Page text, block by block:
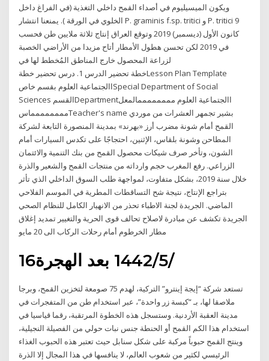
ويكون الميسيليوم في أصداء القمح داخلي التغذية (في الفراغ داخل
الخلوي في الورقة ). يمنعنا انتشار P. graminis f.sp. tritici و P. tritici 9
كانون الأول (ديسمبر) 2019 وتوقع العراق إنتاج ثلاثة ملايين طن فحسب
في 2019 لكن تحسن هطول الأمطار أتاح مزيدا من الأراضي الخصبة
خطة تحضير الدرس 1. ‫درس‬ ‫تحضير‬ ‫خطة‬Lesson Plan Template
‫االجتماعية‬ ‫العلوم‬ ‫بقسم‬ ‫خاص‬Special Department of Social
Sciences ‫القسم‬Department‫االجتماعية‬ ‫العلوم‬ ‫ممممممم‬‫م‬‫المعل‬
‫ممممممم‬‫م‬‫اس‬Teacher's name ‫بشير تجمهر العشرات من موردي
القمح أمام شونة مضرب أرز «بهرند» بمدينة المنصورة التابعة لشركة
المطاحن وشونة بلقاس، الإثنين، احتجاجًا على تكدس السيارات أمام
الشون، وتأخر صرف شيكات محصول القمح من بنك التنمية والائتمان
الزراعي. رفع المغرب حجم وارداته من منتجات القمح والشعير والذرة
خلال سنة 2019، بشكل متفاوت، لمواجهة طلب السوق الداخلي الذي تأثر
بتراجع الإنتاج، نتيجة شح التساقطات المطرية في الموسم الفلاحي
الماضي. الجريدة ﻟﺠﻨﺔ الاﻃﺒﺎء ﺗﺤﺬر ﻣﻦ اﻻﻧﻬﻴﺎر اﻟﻜﺎﻣﻞ ﻟﻠﻨﻈﺎم اﻟﺼﺤﻲ
اﻟﺠﺮﻳﺪة ﺗﻜﺸﻒ ﻋﻦ ﻣﺒﺎدرة ﻻﺻﻼح ﺗﺤﺎﻟﻒ ﻗﻮى اﻟﺤﺮﻳﺔ واﻟﺘﻐﻴﻴﺮ ﺗﻤﺪﻳﺪ إﻏﻼق
ﻣﻄﺎر اﻟﺨﺮﻃﻮم أﻣﺎم رحلات الركاب الى 20 ﻣﺎﻳﻮ
16‏‏/5‏‏/1442 بعد الهجرة
تستعد شركة “إيجة إينترو” التركية، لهدم 75 صومعة لتخزين القمح، وبرجا
ملاصقا لها، بـ “كبسة زر واحدة”، عبر استخدام طن من المتفجرات في
مدينة العقبة الأردنية. وستسجل هذه الخطوة المرتقبة، رقما قياسيا في
استخدام هذا الكم القمح أو الحنطة جنس نبات حولي من الفصيلة النجيلية،
وينتج القمح حبوباً مركبة على شكل سنابل حيث تعتبر هذه الحبوب الغذاء
الرئيسي لكثير من شعوب العالم، لا ينافسها في هذا المجال إلا الذرة